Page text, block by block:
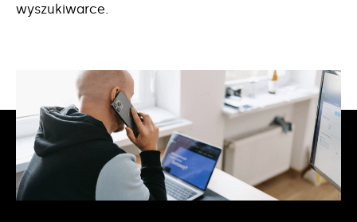
wyszukiwarce.